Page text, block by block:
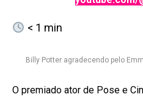
< 1 min
Billy Potter agradecendo pelo
O premiado ator de Pose e